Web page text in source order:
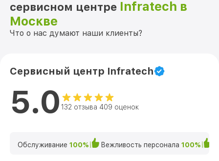
сервисном центре Infratech в
Москве
Что о нас думают наши клиенты?
Сервисный центр Infratech
5.0 132 отзыва 409 оценок
Обслуживание 100% Вежливость персонала 100%